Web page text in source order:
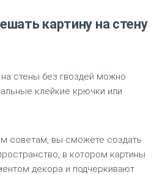
картину на стену
стены без гвоздей можно
клейкие крючки или
советам, вы сможете создать
в котором картины
декора и подчеркивают